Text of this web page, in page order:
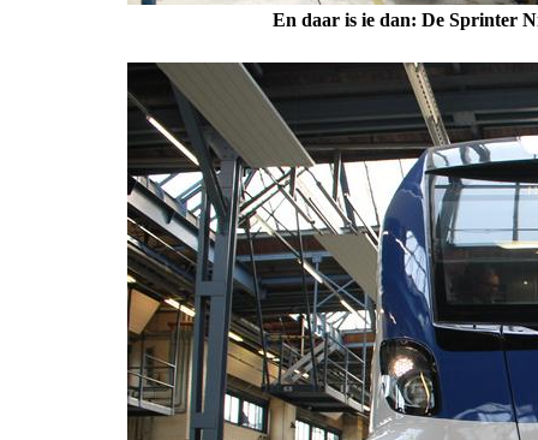
En daar is ie dan: De Sprinter